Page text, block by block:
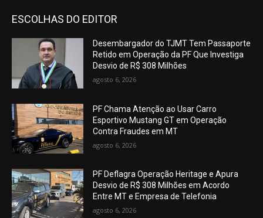
ESCOLHAS DO EDITOR
Desembargador do TJMT Tem Passaporte
Retido em Operação da PF Que Investiga
Desvio de R$ 308 Milhões
agosto 6, 2026
PF Chama Atenção ao Usar Carro
Esportivo Mustang GT em Operação
Contra Fraudes em MT
agosto 6, 2026
PF Deflagra Operação Heritage e Apura
Desvio de R$ 308 Milhões em Acordo
Entre MT e Empresa de Telefonia
agosto 6, 2026